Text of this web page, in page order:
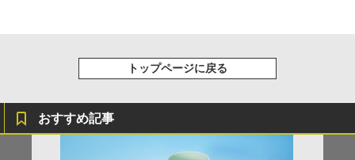
トップページに戻る
おすすめ記事